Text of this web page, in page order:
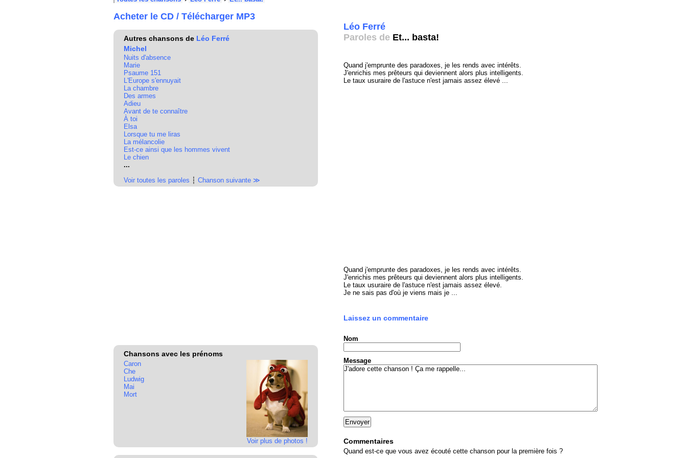
Acheter le CD / Télécharger MP3
Autres chansons de Léo Ferré
Michel
Nuits d'absence
Marie
Psaume 151
L'Europe s'ennuyait
La chambre
Des armes
Adieu
Avant de te connaître
À toi
Elsa
Lorsque tu me liras
La mélancolie
Est-ce ainsi que les hommes vivent
Le chien
...
Voir toutes les paroles ┆ Chanson suivante ≫
Chansons avec les prénoms
Voir plus de photos !
Caron
Che
Ludwig
Mai
Mort
Léo Ferré
Paroles de Et... basta!
Quand j'emprunte des paradoxes, je les rends avec intérêts.
J'enrichis mes prêteurs qui deviennent alors plus intelligents.
Le taux usuraire de l'astuce n'est jamais assez élevé ...
Quand j'emprunte des paradoxes, je les rends avec intérêts.
J'enrichis mes prêteurs qui deviennent alors plus intelligents.
Le taux usuraire de l'astuce n'est jamais assez élevé.
Je ne sais pas d'où je viens mais je ...
Laissez un commentaire
Nom
Message
Commentaires
Quand est-ce que vous avez écouté cette chanson pour la première fois ?